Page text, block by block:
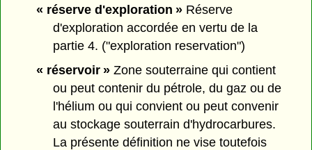
« réserve d'exploration »Réserve
d'exploration accordée en vertu de la
partie 4. ("exploration reservation")
« réservoir »Zone souterraine qui contient
ou peut contenir du pétrole, du gaz ou de
l'hélium ou qui convient ou peut convenir
au stockage souterrain d'hydrocarbures.
La présente définition ne vise toutefois